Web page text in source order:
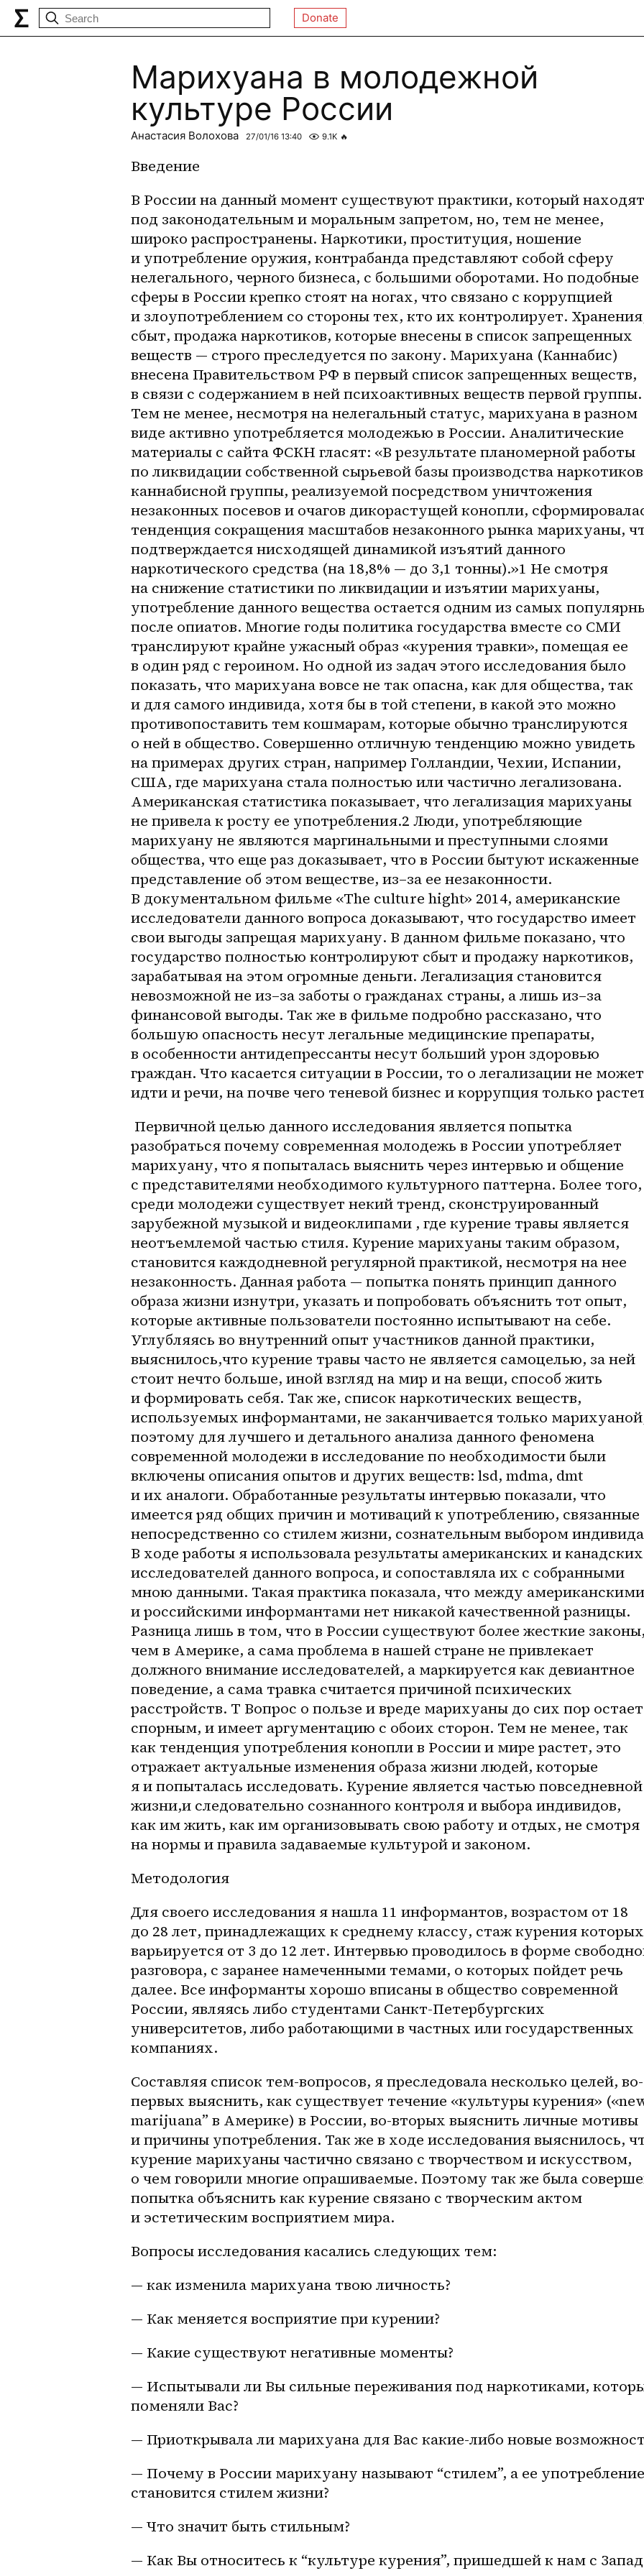
Donate
Марихуана в молодежной
культуре России
Анастасия Волохова 27/01/16 13:40 9.1K 🔥
Введение
В России на данный момент существуют практики, который
под законодательным и моральным запретом, но, тем не менее,
широко распространены. Наркотики, проституция, ношение
и употребление оружия, контрабанда представляют собой сферу
нелегального, черного бизнеса, с большими оборотами. Но подобные
сферы в России крепко стоят на ногах, что связано с коррупцией
и злоупотреблением со стороны тех, кто их контролирует.
сбыт, продажа наркотиков, которые внесены в список запрещенных
веществ — строго преследуется по закону. Марихуана (Каннабис)
внесена Правительством РФ в первый список запрещенных веществ,
в связи с содержанием в ней психоактивных веществ первой группы.
Тем не менее, несмотря на нелегальный статус, марихуана в разном
виде активно употребляется молодежью в России. Аналитические
материалы с сайта ФСКН гласят: «В результате планомерной работы
по ликвидации собственной сырьевой базы производства наркотиков
каннабисной группы, реализуемой посредством уничтожения
незаконных посевов и очагов дикорастущей конопли,
тенденция сокращения масштабов незаконного рынка марихуаны,
подтверждается нисходящей динамикой изъятий данного
наркотического средства (на 18,8% — до 3,1 тонны).»1 Не смотря
на снижение статистики по ликвидации и изъятии марихуаны,
употребление данного вещества остается одним из самых
после опиатов. Многие годы политика государства вместе со СМИ
транслируют крайне ужасный образ «курения травки», помещая ее
в один ряд с героином. Но одной из задач этого исследования было
показать, что марихуана вовсе не так опасна, как для общества, так
и для самого индивида, хотя бы в той степени, в какой это можно
противопоставить тем кошмарам, которые обычно транслируются
о ней в общество. Совершенно отличную тенденцию можно увидеть
на примерах других стран, например Голландии, Чехии, Испании,
США, где марихуана стала полностью или частично легализована.
Американская статистика показывает, что легализация марихуаны
не привела к росту ее употребления.2 Люди, употребляющие
марихуану не являются маргинальными и преступными слоями
общества, что еще раз доказывает, что в России бытуют искаженные
представление об этом веществе, из–за ее незаконности.
В документальном фильме «The culture hight» 2014, американские
исследователи данного вопроса доказывают, что государство имеет
свои выгоды запрещая марихуану. В данном фильме показано, что
государство полностью контролируют сбыт и продажу наркотиков,
зарабатывая на этом огромные деньги. Легализация становится
невозможной не из–за заботы о гражданах страны, а лишь из–за
финансовой выгоды. Так же в фильме подробно рассказано, что
большую опасность несут легальные медицинские препараты,
в особенности антидепрессанты несут больший урон здоровью
граждан. Что касается ситуации в России, то о легализации не может
идти и речи, на почве чего теневой бизнес и коррупция только
разобраться почему современная молодежь в России употребляет
марихуану, что я попыталась выяснить через интервью и общение
с представителями необходимого культурного паттерна. Более того,
среди молодежи существует некий тренд, сконструированный
зарубежной музыкой и видеоклипами , где курение травы является
неотъемлемой частью стиля. Курение марихуаны таким образом,
становится каждодневной регулярной практикой, несмотря на нее
незаконность. Данная работа — попытка понять принцип данного
образа жизни изнутри, указать и попробовать объяснить тот опыт,
которые активные пользователи постоянно испытывают на себе.
Углубляясь во внутренний опыт участников данной практики,
выяснилось,что курение травы часто не является самоцелью, за ней
стоит нечто больше, иной взгляд на мир и на вещи, способ жить
и формировать себя. Так же, список наркотических веществ,
используемых информантами, не заканчивается только
поэтому для лучшего и детального анализа данного феномена
современной молодежи в исследование по необходимости были
включены описания опытов и других веществ: lsd, mdma, dmt
и их аналоги. Обработанные результаты интервью показали, что
имеется ряд общих причин и мотиваций к употреблению, связанные
непосредственно со стилем жизни, сознательным выбором
В ходе работы я использовала результаты американских и канадских
исследователей данного вопроса, и сопоставляла их с собранными
мною данными. Такая практика показала, что между американскими
и российскими информантами нет никакой качественной разницы.
Разница лишь в том, что в России существуют более жесткие
чем в Америке, а сама проблема в нашей стране не привлекает
должного внимание исследователей, а маркируется как девиантное
поведение, а сама травка считается причиной психических
расстройств. Т Вопрос о пользе и вреде марихуаны до сих пор
спорным, и имеет аргументацию с обоих сторон. Тем не менее, так
как тенденция употребления конопли в России и мире растет, это
отражает актуальные изменения образа жизни людей, которые
я и попыталась исследовать. Курение является частью повседневной
жизни,и следовательно сознанного контроля и выбора индивидов,
как им жить, как им организовывать свою работу и отдых, не смотря
на нормы и правила задаваемые культурой и законом.
Методология
Для своего исследования я нашла 11 информантов, возрастом от 18
до 28 лет, принадлежащих к среднему классу, стаж курения которых
варьируется от 3 до 12 лет. Интервью проводилось в форме
разговора, с заранее намеченными темами, о которых пойдет речь
далее. Все информанты хорошо вписаны в общество современной
России, являясь либо студентами Санкт-Петербургских
университетов, либо работающими в частных или государственных
компаниях.
Составляя список тем-вопросов, я преследовала несколько целей, во-
первых выяснить, как существует течение «культуры курения»
marijuana” в Америке) в России, во-вторых выяснить личные мотивы
и причины употребления. Так же в ходе исследования выяснилось,
курение марихуаны частично связано с творчеством и искусством,
о чем говорили многие опрашиваемые. Поэтому так же была
попытка объяснить как курение связано с творческим актом
и эстетическим восприятием мира.
Вопросы исследования касались следующих тем:
— как изменила марихуана твою личность?
— Как меняется восприятие при курении?
— Какие существуют негативные моменты?
— Испытывали ли Вы сильные переживания под наркотиками,
поменяли Вас?
— Приоткрывала ли марихуана для Вас какие-либо новые
— Почему в России марихуану называют “стилем”, а ее употребление
становится стилем жизни?
— Что значит быть стильным?
— Как Вы относитесь к “культуре курения”, пришедшей к нам с